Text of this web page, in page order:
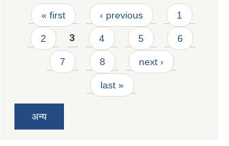
Pages
« first ‹ previous 1
2 3 4 5 6
7 8 next ›
last »
अन्य